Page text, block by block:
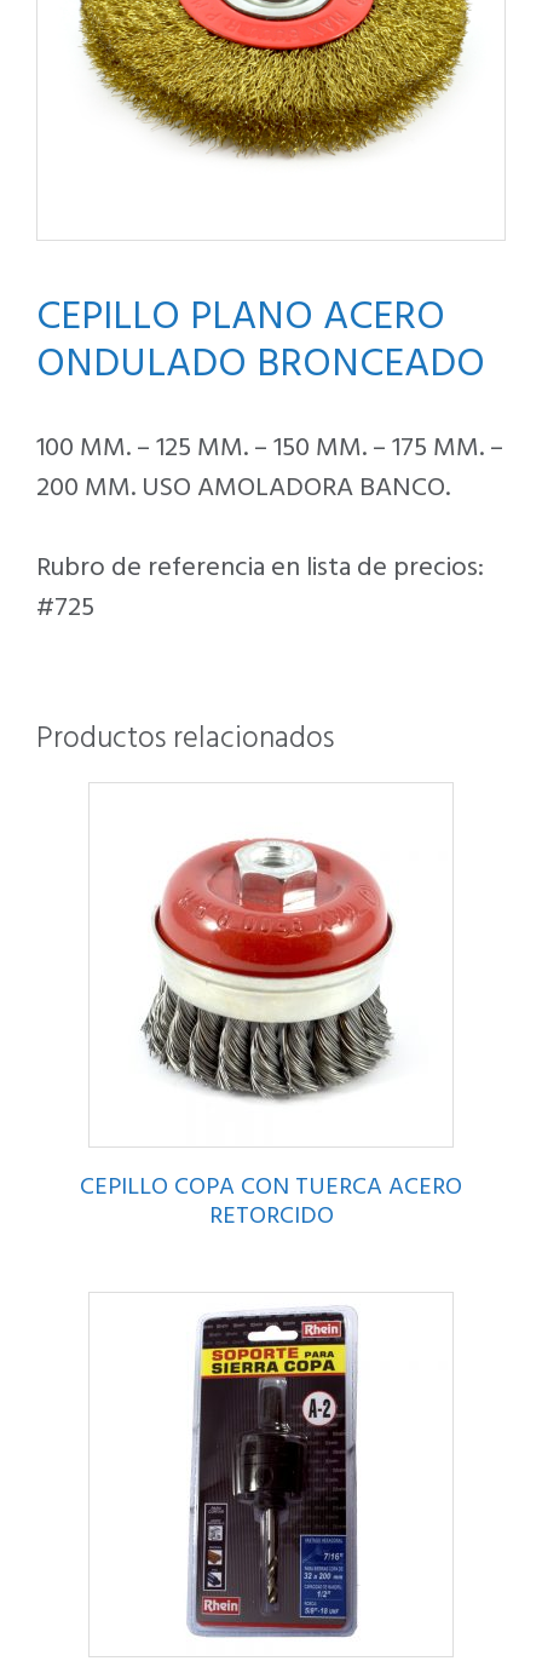
CEPILLO PLANO ACERO
ONDULADO BRONCEADO
100 MM. – 125 MM. – 150 MM. – 175 MM. –
200 MM. USO AMOLADORA BANCO.
Rubro de referencia en lista de precios:
#725
Productos relacionados
CEPILLO COPA CON TUERCA ACERO
RETORCIDO